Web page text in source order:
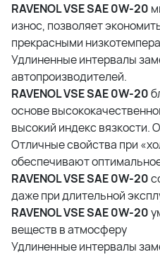
RAVENOL VSE SAE 0W-20
износ, позволяет
прекрасными
Удлиненные интервалы
автопроизводителей.
RAVENOL VSE SAE 0W-20
основе
высокий индекс вязкости.
Отличные свойства при
обеспечивают
RAVENOL VSE SAE 0W-20
даже при длительной
RAVENOL VSE SAE 0W-20
веществ в атмосферу
Удлиненные интервалы